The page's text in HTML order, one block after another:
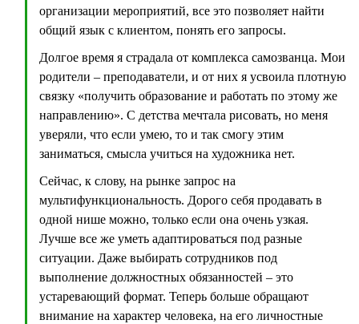
организации мероприятий, все это позволяет найти
общий язык с клиентом, понять его запросы.
Долгое время я страдала от комплекса самозванца. Мои
родители – преподаватели, и от них я усвоила плотную
связку «получить образование и работать по этому же
направлению». С детства мечтала рисовать, но меня
уверяли, что если умею, то и так смогу этим
заниматься, смысла учиться на художника нет.
Сейчас, к слову, на рынке запрос на
мультифункциональность. Дорого себя продавать в
одной нише можно, только если она очень узкая.
Лучше все же уметь адаптироваться под разные
ситуации. Даже выбирать сотрудников под
выполнение должностных обязанностей – это
устаревающий формат. Теперь больше обращают
внимание на характер человека, на его личностные